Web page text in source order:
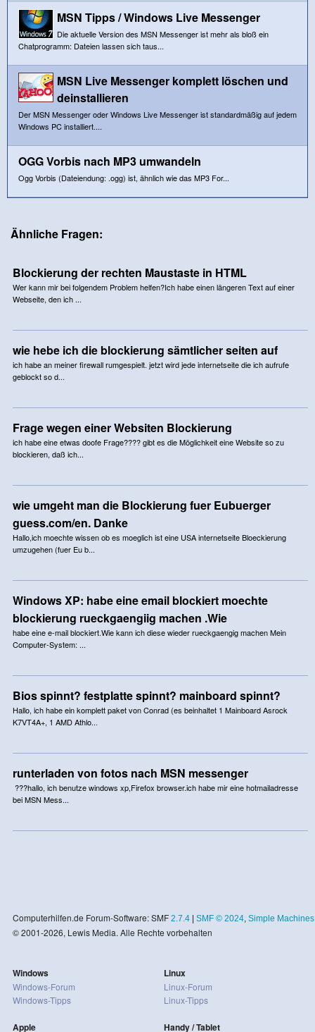
MSN Tipps / Windows Live Messenger
Die aktuelle Version des MSN Messenger ist mehr als bloß ein
Chatprogramm: Dateien lassen sich taus...
MSN Live Messenger komplett löschen und
deinstallieren
Der MSN Messenger oder Windows Live Messenger ist standardmäßig auf jedem
Windows PC installiert....
OGG Vorbis nach MP3 umwandeln
Ogg Vorbis (Dateiendung: .ogg) ist, ähnlich wie das MP3 For...
Ähnliche Fragen:
Blockierung der rechten Maustaste in HTML
Wer kann mir bei folgendem Problem helfen?Ich habe einen längeren Text auf einer
Webseite, den ich ...
wie hebe ich die blockierung sämtlicher seiten auf
ich habe an meiner firewall rumgespielt. jetzt wird jede internetseite die ich aufrufe
geblockt so d...
Frage wegen einer Websiten Blockierung
ich habe eine etwas doofe Frage???? gibt es die Möglichkeit eine Website so zu
blockieren, daß ich...
wie umgeht man die Blockierung fuer Eubuerger
guess.com/en. Danke
Hallo,ich moechte wissen ob es moeglich ist eine USA internetseite Bloeckierung
umzugehen (fuer Eu b...
Windows XP: habe eine email blockiert moechte
blockierung rueckgaengiig machen .Wie
habe eine e-mail blockiert.Wie kann ich diese wieder rueckgaengig machen Mein
Computer-System: ...
Bios spinnt? festplatte spinnt? mainboard spinnt?
Hallo, ich habe ein komplett paket von Conrad (es beinhaltet 1 Mainboard Asrock
K7VT4A+, 1 AMD Athlo...
runterladen von fotos nach MSN messenger
???hallo, ich benutze windows xp,Firefox browser.ich habe mir eine hotmailadresse
bei MSN Mess...
Computerhilfen.de Forum-Software: SMF 2.7.4| SMF © 2024, Simple Machines
© 2001-2026, Lewis Media. Alle Rechte vorbehalten
Windows
Windows-Forum
Windows-Tipps
Apple
Linux
Linux-Forum
Linux-Tipps
Handy / Tablet